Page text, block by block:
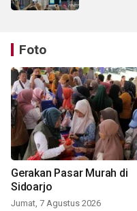
Foto
Gerakan Pasar Murah di
Sidoarjo
Jumat, 7 Agustus 2026